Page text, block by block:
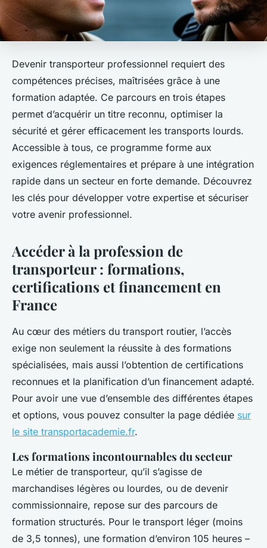
Devenir transporteur professionnel requiert des
compétences précises, maîtrisées grâce à une
formation adaptée. Ce parcours en trois étapes
permet d’acquérir un titre reconnu, optimiser la
sécurité et gérer efficacement les transports lourds.
Accessible à tous, ce programme forme aux
exigences réglementaires et prépare à une intégration
rapide dans un secteur en forte demande. Découvrez
les clés pour développer votre expertise et sécuriser
votre avenir professionnel.
Accéder à la profession de
transporteur : formations,
certifications et financement en
France
Au cœur des métiers du transport routier, l’accès
exige non seulement la réussite à des formations
spécialisées, mais aussi l’obtention de certifications
reconnues et la planification d’un financement adapté.
Pour avoir une vue d’ensemble des différentes étapes
et options, vous pouvez consulter la page dédiée sur
le site transportacademie.fr.
Les formations incontournables du secteur
Le métier de transporteur, qu’il s’agisse de
marchandises légères ou lourdes, ou de devenir
commissionnaire, repose sur des parcours de
formation structurés. Pour le transport léger (moins
de 3,5 tonnes), une formation d’environ 105 heures –